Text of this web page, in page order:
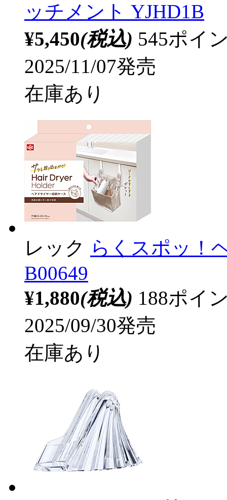
ッチメント YJHD1B
¥5,450(税込) 545ポイ
2025/11/07発売
在庫あり
レック らくスポッ！
B00649
¥1,880(税込) 188ポイ
2025/09/30発売
在庫あり